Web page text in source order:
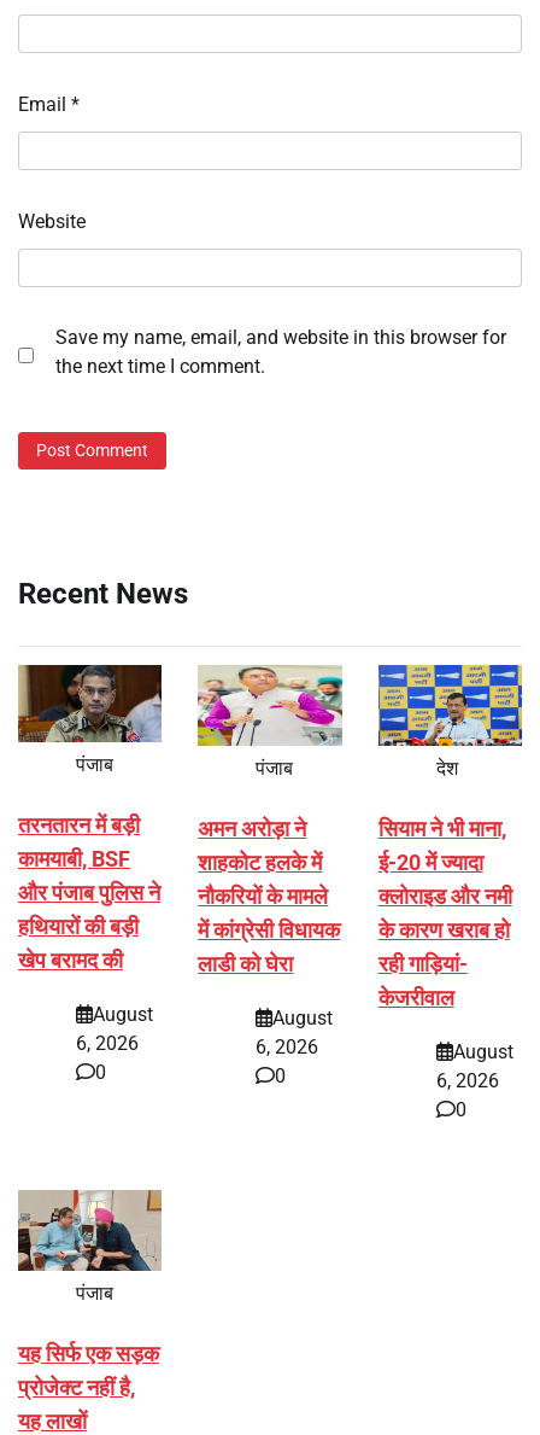
Email *
Website
Save my name, email, and website in this browser for
the next time I comment.
Recent News
पंजाब
तरनतारन में बड़ी
कामयाबी, BSF
और पंजाब पुलिस ने
हथियारों की बड़ी
खेप बरामद की
August
6, 2026
0
पंजाब
अमन अरोड़ा ने
शाहकोट हलके में
नौकरियों के मामले
में कांग्रेसी विधायक
लाडी को घेरा
August
6, 2026
0
देश
सियाम ने भी माना,
ई-20 में ज्यादा
क्लोराइड और नमी
के कारण खराब हो
रही गाड़ियां-
केजरीवाल
August
6, 2026
0
पंजाब
यह सिर्फ एक सड़क
प्रोजेक्ट नहीं है,
यह लाखों